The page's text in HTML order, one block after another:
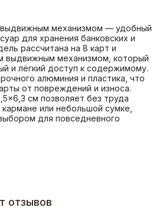
механизмом — удобный
для хранения банковских и
рассчитана на 8 карт и
выдвижным механизмом, который
и лёгкий доступ к содержимому.
алюминия и пластика, что
от повреждений и износа.
см позволяет без труда
или небольшой сумке,
для повседневного
отзывов